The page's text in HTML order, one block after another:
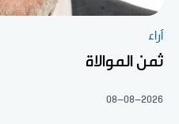
آراء
ثمن الموالاة
08-08-2026